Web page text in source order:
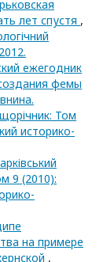
лет спустя ,
ежегодник
фемы
Том
историко-
9 (2010):
на примере
,